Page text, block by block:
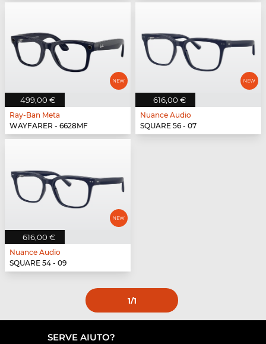
499,00 €
Ray-Ban Meta
WAYFARER - 6628MF
616,00 €
Nuance Audio
SQUARE 56 - 07
616,00 €
Nuance Audio
SQUARE 54 - 09
1/1
SERVE AIUTO?